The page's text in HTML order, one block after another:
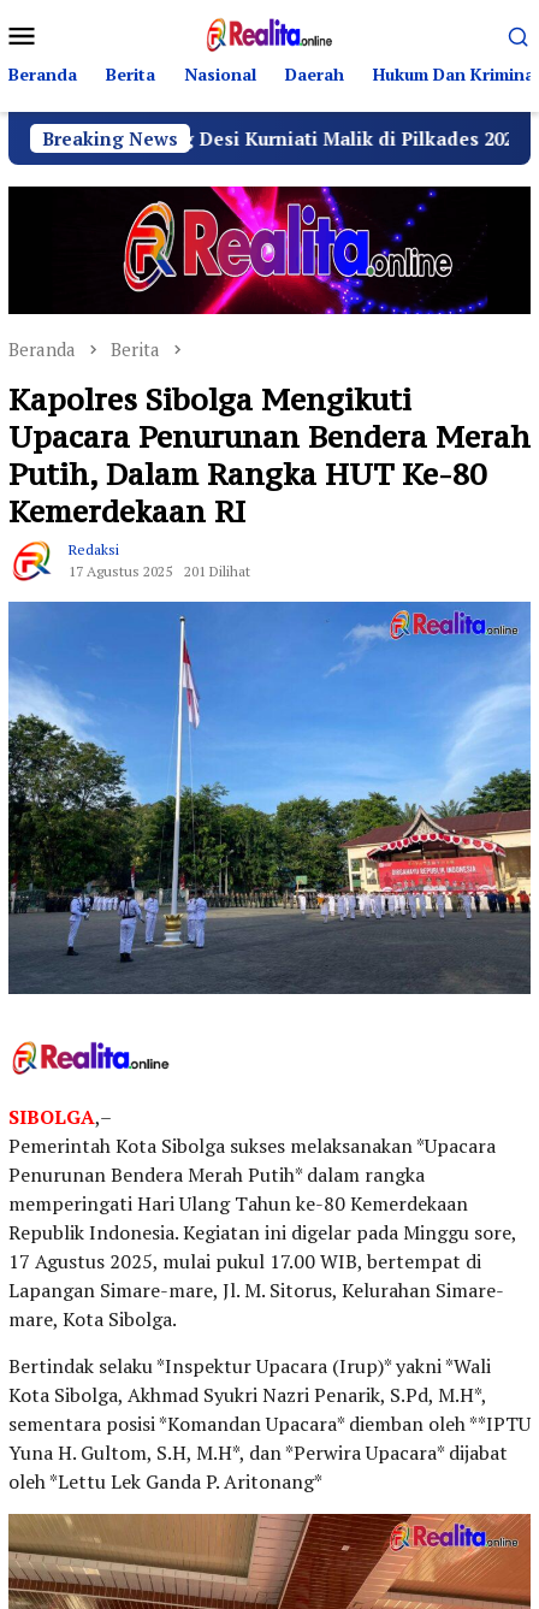
ke
kontenMobile
Beranda Berita Nasional Daerah Hukum Dan Kriminal
Breaking News
Desi Kurniati Malik di Pilkades 2026 GRIB Jaya
Beranda Berita
Kapolres Sibolga Mengikuti
Upacara Penurunan Bendera Merah
Putih, Dalam Rangka HUT Ke-80
Kemerdekaan RI
Redaksi
17 Agustus 2025
201 Dilihat
SIBOLGA,–
Pemerintah Kota Sibolga sukses melaksanakan *Upacara
Penurunan Bendera Merah Putih* dalam rangka
memperingati Hari Ulang Tahun ke-80 Kemerdekaan
Republik Indonesia. Kegiatan ini digelar pada Minggu sore,
17 Agustus 2025, mulai pukul 17.00 WIB, bertempat di
Lapangan Simare-mare, Jl. M. Sitorus, Kelurahan Simare-
mare, Kota Sibolga.
Bertindak selaku *Inspektur Upacara (Irup)* yakni *Wali
Kota Sibolga, Akhmad Syukri Nazri Penarik, S.Pd, M.H*,
sementara posisi *Komandan Upacara* diemban oleh **IPTU
Yuna H. Gultom, S.H, M.H*, dan *Perwira Upacara* dijabat
oleh *Lettu Lek Ganda P. Aritonang*